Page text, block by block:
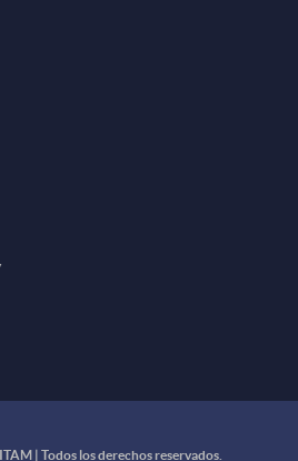
| Todos los derechos reservados.